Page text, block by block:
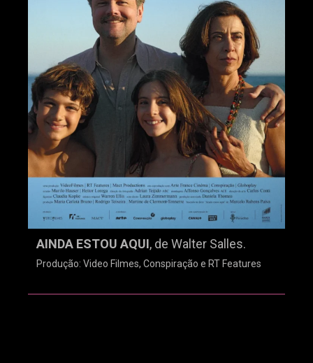
AINDA ESTOU AQUI, de Walter Salles.
Produção: Video Filmes, Conspiração e RT Features